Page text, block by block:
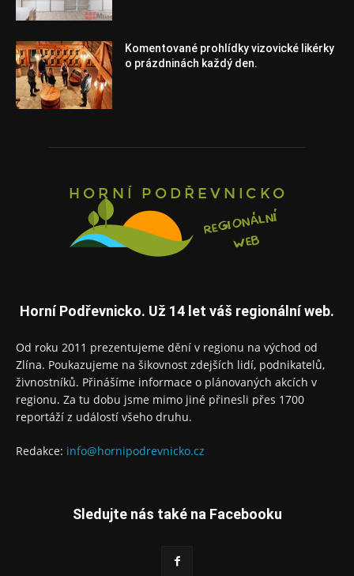
Komentované prohlídky vizovické likérky
o prázdninách každý den.
Horní Podřevnicko. Už 14 let váš regionální web.
Od roku 2011 prezentujeme dění v regionu na východ od
Zlína. Poukazujeme na šikovnost zdejších lidí, podnikatelů,
živnostníků. Přinášíme informace o plánovaných akcích v
regionu. Za tu dobu jsme mimo jiné přinesli přes 1700
reportáží z událostí všeho druhu.
Redakce: info@hornipodrevnicko.cz
Sledujte nás také na Facebooku